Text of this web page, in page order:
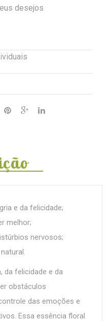
desejos
e da felicidade;
melhor;
nervosos;
da felicidade e da
obstáculos
das emoções e
Essa essência floral